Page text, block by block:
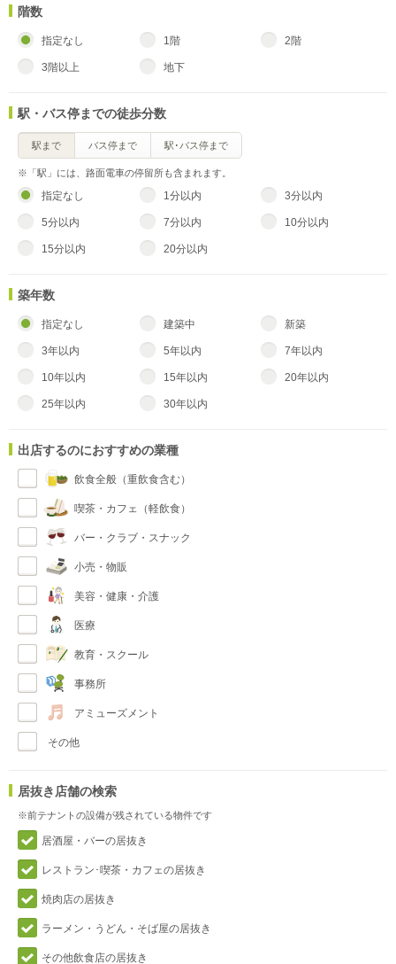
階数
指定なし 1階 2階
3階以上 地下
駅・バス停までの徒歩分数
駅まで バス停まで 駅･バス停まで
指定なし 1分以内 3分以内
5分以内 7分以内 10分以内
15分以内 20分以内
※「駅」には、路面電車の停留所も含まれます。
築年数
指定なし 建築中 新築
3年以内 5年以内 7年以内
10年以内 15年以内 20年以内
25年以内 30年以内
出店するのにおすすめの業種
飲食全般（重飲食含む）
喫茶・カフェ（軽飲食）
バー・クラブ・スナック
小売・物販
美容・健康・介護
医療
教育・スクール
事務所
アミューズメント
その他
居抜き店舗の検索
※前テナントの設備が残されている物件です
居酒屋・バーの居抜き
レストラン･喫茶・カフェの居抜き
焼肉店の居抜き
ラーメン・うどん・そば屋の居抜き
その他飲食店の居抜き